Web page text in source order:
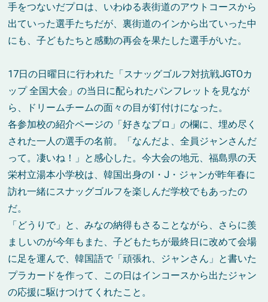
手をつないだプロは、いわゆる表街道のアウトコースから
出ていった選手たちだが、裏街道のインから出ていった中
にも、子どもたちと感動の再会を果たした選手がいた。
17日の日曜日に行われた「スナッグゴルフ対抗戦JGTOカ
ップ 全国大会」の当日に配られたパンフレットを見なが
ら、ドリームチームの面々の目が釘付けになった。
各参加校の紹介ページの「好きなプロ」の欄に、埋め尽く
された一人の選手の名前。「なんだよ、全員ジャンさんだ
って。凄いね！」と感心した。今大会の地元、福島県の天
栄村立湯本小学校は、韓国出身のI・J・ジャンが昨年春に
訪れ一緒にスナッグゴルフを楽しんだ学校でもあったの
だ。
「どうりで」と、みなの納得もさることながら、さらに羨
ましいのが今年もまた、子どもたちが最終日に改めて会場
に足を運んで、韓国語で「頑張れ、ジャンさん」と書いた
プラカードを作って、この日はインコースから出たジャン
の応援に駆けつけてくれたこと。